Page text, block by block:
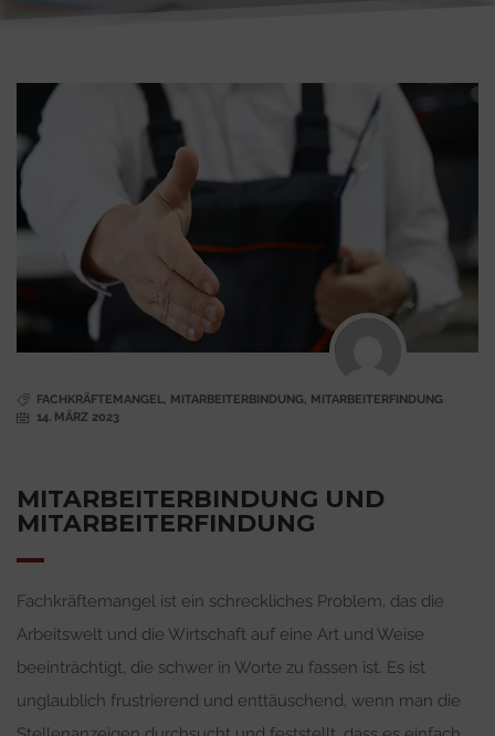
FACHKRÄFTEMANGEL, MITARBEITERBINDUNG, MITARBEITERFINDUNG
14. MÄRZ 2023
MITARBEITERBINDUNG UND
MITARBEITERFINDUNG
Fachkräftemangel ist ein schreckliches Problem, das die
Arbeitswelt und die Wirtschaft auf eine Art und Weise
beeinträchtigt, die schwer in Worte zu fassen ist. Es ist
unglaublich frustrierend und enttäuschend, wenn man die